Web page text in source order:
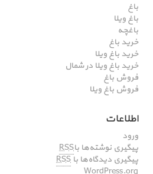
باغ
باغ ویلا
باغچه
خرید باغ
خرید باغ ویلا
خرید باغ ویلا در شمال
فروش باغ
فروش باغ ویلا
اطلاعات
ورود
پیگیری نوشته‌ها باRSS
پیگیری دیدگاه‌ها با RSS
WordPress.org